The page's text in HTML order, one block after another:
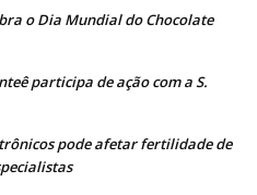
o Dia Mundial do Chocolate
participa de ação com a S.
pode afetar fertilidade de